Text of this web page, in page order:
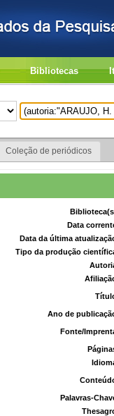
Bibliotecas
Coleção de periódicos
Data
Data da última
Tipo da produção
Ano de
Fonte/
Palavras-